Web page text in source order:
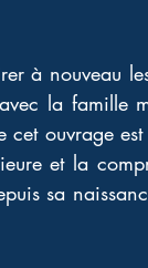
à nouveau
la famille
ouvrage
et la
sa